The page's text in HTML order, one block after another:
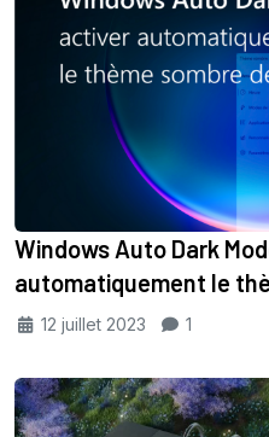
Windows Auto Dark
automatiquement le
12 juillet 2023 1